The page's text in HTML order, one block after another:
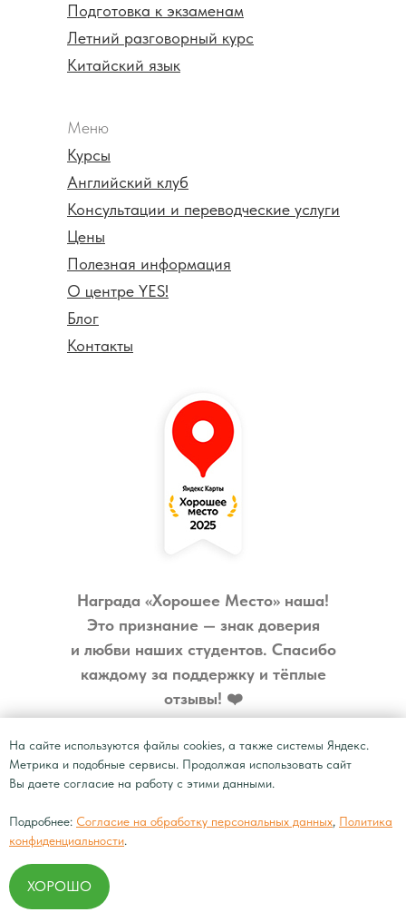
Награда «Хорошее Место» наша!
Это признание — знак доверия
и любви наших студентов. Спасибо
каждому за поддержку и тёплые
отзывы! ❤️
ИП Соловьёва Виталия Станиславовна
Сведения об образовательной организации
Согласие на обработку персональных
данных
© Центр языкового развития YES!, 2025 г.
Подготовка к экзаменам
Летний разговорный курс
Меню
Курсы
Цены
О центре YES!
Блог
Контакты
Английский клуб
Консультации и переводческие услуги
Китайский язык
Полезная информация
На сайте используются файлы cookies, а также системы Яндекс.
Метрика и подобные сервисы. Продолжая использовать сайт
Вы даете согласие на работу с этими данными.
Подробнее: Согласие на обработку персональных данных, Политика
конфиденциальности.
ХОРОШО